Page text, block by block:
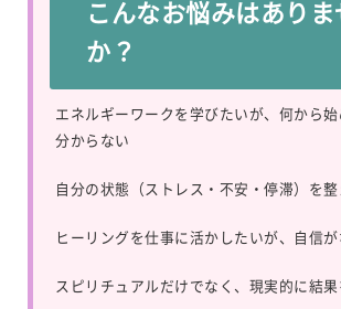
こんなお悩みはあり
か？
エネルギーワークを学びたいが、何から
分からない
自分の状態（ストレス・不安・停滞）を
ヒーリングを仕事に活かしたいが、自信が
スピリチュアルだけでなく、現実的に結